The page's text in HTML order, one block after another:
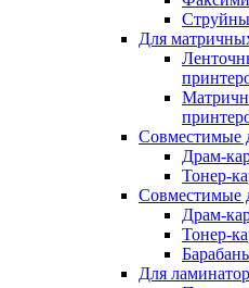
Для
Совместимые
Драм-
Тонер-
Совместимые
Драм-
Тонер-
Для